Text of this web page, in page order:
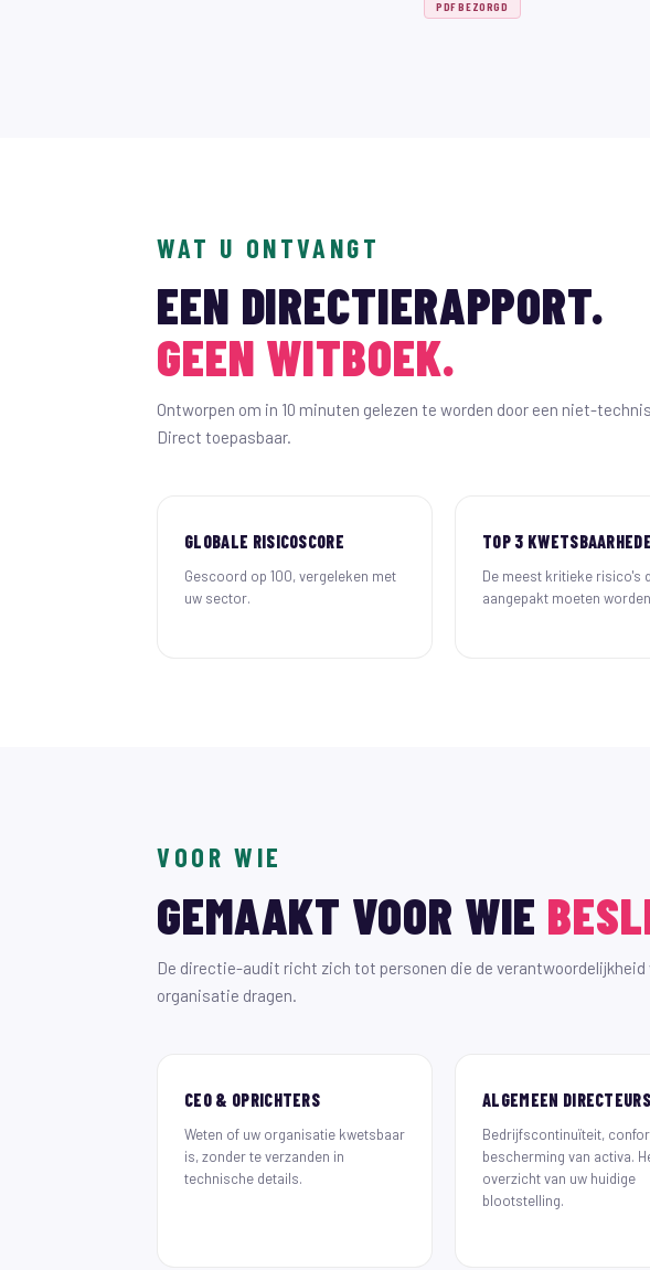
PDF BEZORGD
WAT U ONTVANGT
EEN DIRECTIERAPPORT.
GEEN WITBOEK.
Ontworpen om in 10 minuten gelezen te worden door een niet-
Direct toepasbaar.
GLOBALE RISICOSCORE
Gescoord op 100, vergeleken met
uw sector.
TOP 3
De meest kritieke risico's
aangepakt moeten
VOOR WIE
GEMAAKT VOOR WIE
De directie-audit richt zich tot personen die de verantwoordelijkheid
organisatie dragen.
CEO & OPRICHTERS
Weten of uw organisatie kwetsbaar
is, zonder te verzanden in
technische details.
ALGEMEEN DIRECTEURS
Bedrijfscontinuïteit,
bescherming van activa.
overzicht van uw huidige
blootstelling.